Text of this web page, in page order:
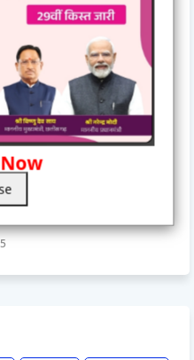
जानकारी.......रेरा ने किया अलर्ट
में गुरु अर्जन देव जी के शहीदी दिवस की
सुखमनी साहिब पाठ का हुआ समापन
: केंद्रीय राज्यमंत्री तोखन साहू ने
एवं व्हीलचेयर,ट्रायसायकल और